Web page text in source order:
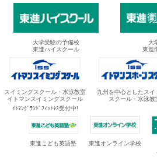
大学受験の予備校
東進ハイスクール
大
東進
スイミングスクール・水泳教室
イトマンスイミングスクール
ｲﾄﾏﾝｸﾞﾗﾝﾄﾞﾌｨｯﾄﾈｽ受付中!
九州を中心としたスイ
スクール・水泳教
東進こども英語塾 東進オンライン学校